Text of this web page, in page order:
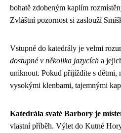
bohatě zdobeným kaplím
Zvláštní pozornost si zaslouží
Vstupné do katedrály je velmi
dostupné v několika jazycích a
uniknout. Pokud přijíždíte s dětmi,
vysokými klenbami, tajemnými
Katedrála svaté Barbory je
vlastní příběh. Výlet do Kutné